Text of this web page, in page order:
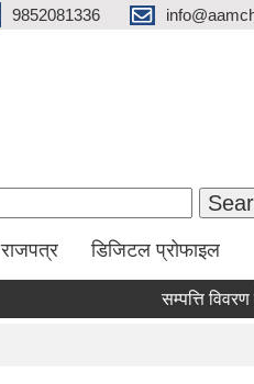
9852081336
राजपत्र डिजिटल प्रोफाइल
सम्पत्ति विवरण